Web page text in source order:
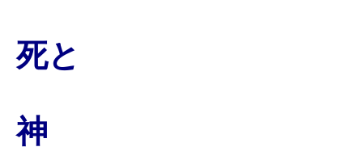
死と
神